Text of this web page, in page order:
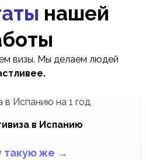
нашей
визы. Мы делаем людей
в Испанию
такую же →